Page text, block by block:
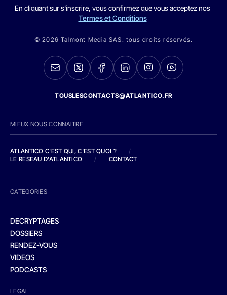
En cliquant sur s'inscrire, vous confirmez que vous acceptez nos
Termes et Conditions
© 2026 Talmont Media SAS. tous droits réservés.
TOUSLESCONTACTS@ATLANTICO.FR
MIEUX NOUS CONNAITRE
ATLANTICO C'EST QUI, C'EST QUOI ?
/
LE RESEAU D'ATLANTICO
/ CONTACT
CATEGORIES
DECRYPTAGES
DOSSIERS
RENDEZ-VOUS
VIDEOS
PODCASTS
LEGAL